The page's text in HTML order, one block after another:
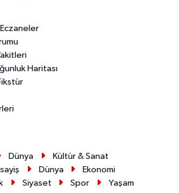
Haritası
Dünya
Kültür & Sanat
Dünya
Ekonomi
Siyaset Spor Yaşam